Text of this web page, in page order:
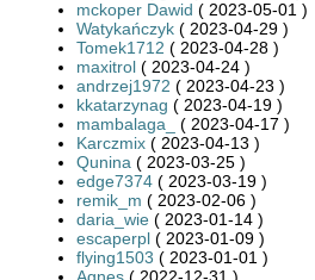
mckoper Dawid ( 2023-05-01 )
Watykańczyk ( 2023-04-29 )
Tomek1712 ( 2023-04-28 )
maxitrol ( 2023-04-24 )
andrzej1972 ( 2023-04-23 )
kkatarzynag ( 2023-04-19 )
mambalaga_
( 2023-04-17 )
Karczmix ( 2023-04-13 )
Qunina ( 2023-03-25 )
edge7374 ( 2023-03-19 )
remik_m ( 2023-02-06 )
daria_wie ( 2023-01-14 )
escaperpl ( 2023-01-09 )
flying1503 ( 2023-01-01 )
Agnes ( 2022-12-31 )